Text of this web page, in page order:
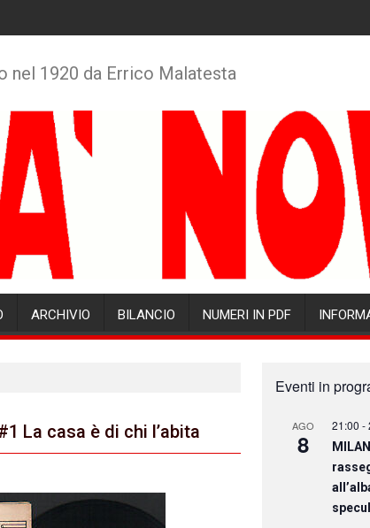
nel 1920 da Errico Malatesta
ARCHIVIO BILANCIO NUMERI IN PDF
La casa è di chi l’abita
Eventi in
AGO
8
21:00 -